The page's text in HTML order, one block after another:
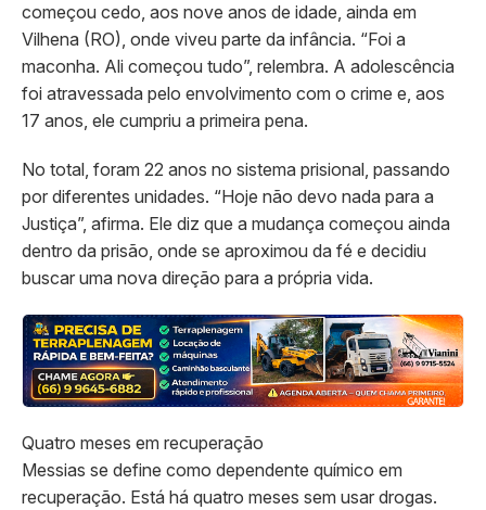
começou cedo, aos nove anos de idade, ainda em
Vilhena (RO), onde viveu parte da infância. “Foi a
maconha. Ali começou tudo”, relembra. A adolescência
foi atravessada pelo envolvimento com o crime e, aos
17 anos, ele cumpriu a primeira pena.
No total, foram 22 anos no sistema prisional, passando
por diferentes unidades. “Hoje não devo nada para a
Justiça”, afirma. Ele diz que a mudança começou ainda
dentro da prisão, onde se aproximou da fé e decidiu
buscar uma nova direção para a própria vida.
Quatro meses em recuperação
Messias se define como dependente químico em
recuperação. Está há quatro meses sem usar drogas.